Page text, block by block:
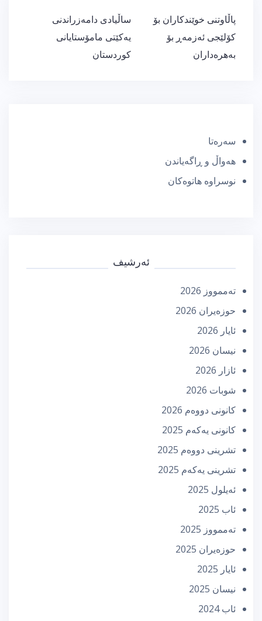
ڕێدۆزیی
بابەت
ساڵیادی دامەزراندنی
یەکێتی مامۆستایانی
کوردستان
پاڵاوتنی خوێندکاران بۆ
کۆلێجی ئەزمەڕ بۆ
بەهرەداران
سەرەتا
هەواڵ و ڕاگەیاندن
نوسراوە هاتوەکان
ئەرشیف
تەممووز 2026
حوزه‌یران 2026
ئایار 2026
نیسان 2026
ئازار 2026
شوبات 2026
كانونی دووه‌م 2026
كانونی یه‌كه‌م 2025
تشرینی دووه‌م 2025
تشرینی یه‌كه‌م 2025
ئه‌یلول 2025
ئاب 2025
تەممووز 2025
حوزه‌یران 2025
ئایار 2025
نیسان 2025
ئاب 2024